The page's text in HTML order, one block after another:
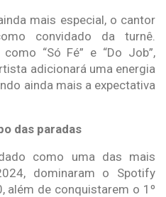
mais especial, o cantor
convidado da turnê.
“Só Fé” e “Do Job”,
adicionará uma energia
ainda mais a expectativa
das paradas
como uma das mais
dominaram o Spotify
além de conquistarem o 1º